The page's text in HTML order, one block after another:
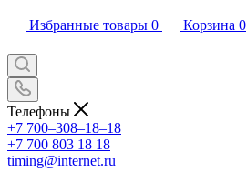
Избранные товары 0 Корзина 0
Телефоны
+7 700‒308‒18‒18
+7 700 803 18 18
timing@internet.ru